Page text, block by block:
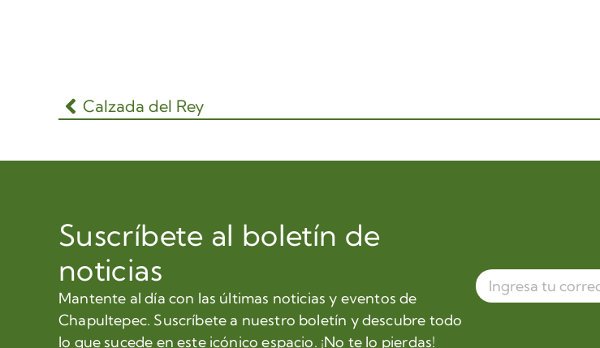
Calzada del Rey
Suscríbete al boletín de
noticias
Mantente al día con las últimas noticias y eventos de
Chapultepec. Suscríbete a nuestro boletín y descubre todo
lo que sucede en este icónico espacio. ¡No te lo pierdas!